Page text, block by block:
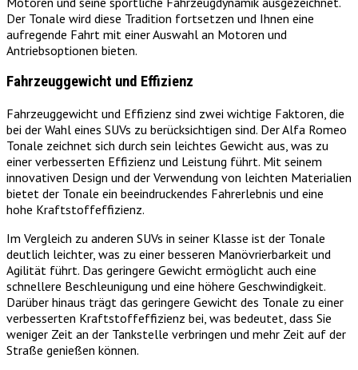
Der Tonale wird diese Tradition fortsetzen und Ihnen eine
aufregende Fahrt mit einer Auswahl an Motoren und
Antriebsoptionen bieten.
Fahrzeuggewicht und Effizienz
Fahrzeuggewicht und Effizienz sind zwei wichtige Faktoren, die
bei der Wahl eines SUVs zu berücksichtigen sind. Der Alfa Romeo
Tonale zeichnet sich durch sein leichtes Gewicht aus, was zu
einer verbesserten Effizienz und Leistung führt. Mit seinem
innovativen Design und der Verwendung von leichten Materialien
bietet der Tonale ein beeindruckendes Fahrerlebnis und eine
hohe Kraftstoffeffizienz.
Im Vergleich zu anderen SUVs in seiner Klasse ist der Tonale
deutlich leichter, was zu einer besseren Manövrierbarkeit und
Agilität führt. Das geringere Gewicht ermöglicht auch eine
schnellere Beschleunigung und eine höhere Geschwindigkeit.
Darüber hinaus trägt das geringere Gewicht des Tonale zu einer
verbesserten Kraftstoffeffizienz bei, was bedeutet, dass Sie
weniger Zeit an der Tankstelle verbringen und mehr Zeit auf der
Straße genießen können.